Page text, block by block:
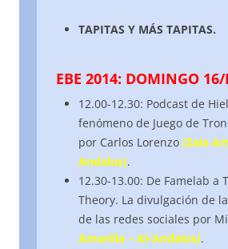
TAPITAS Y MÁS TAPITAS.
EBE 2014: DOMINGO
12.00-12.30: Podcast de
fenómeno de Juego de
por Carlos Lorenzo (Sala
Andalus).
12.30-13.00: De Famelab a
Theory. La divulgación de
de las redes sociales por
Amarilla – Al-Andalus).